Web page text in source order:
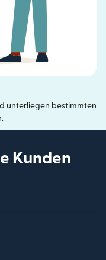
unterliegen bestimmten
Kunden